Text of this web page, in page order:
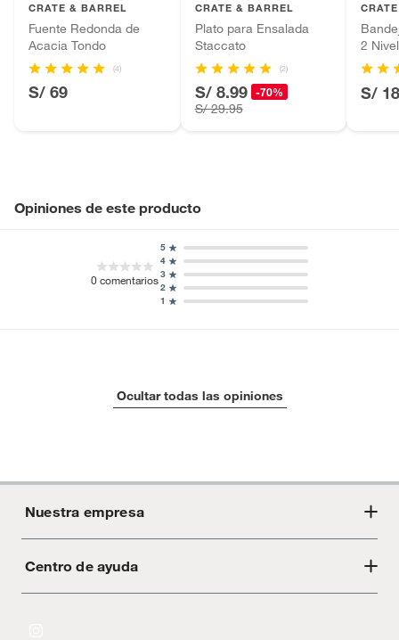
CRATE & BARREL
Fuente Redonda de
Acacia Tondo
(4)
S/ 69
CRATE & BARREL
Plato para Ensalada
Staccato
(2)
S/ 8.99 -70%
S/ 29.95
2
S/
Opiniones de este producto
0comentarios
1
2
3
4
5
Ocultar todas las opiniones
Nuestra empresa
Acerca de Crate
Centro de ayuda